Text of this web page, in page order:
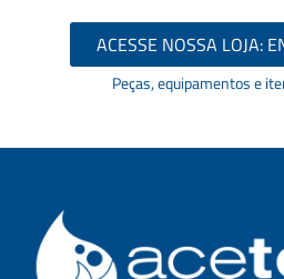
ACESSE NOSSA LOJA:
Peças, equipamentos e